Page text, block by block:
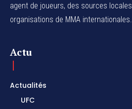
agent de joueurs, des sources locales
organisations de MMA internationales.
Actu
Actualités
UFC